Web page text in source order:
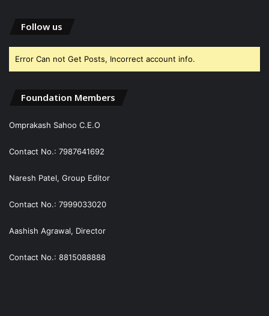
Follow us
Error Can not Get Posts, Incorrect account info.
Foundation Members
Omprakash Sahoo C.E.O
Contact No.: 7987641692
Naresh Patel, Group Editor
Contact No.: 7999033020
Aashish Agrawal, Director
Contact No.: 8815088888